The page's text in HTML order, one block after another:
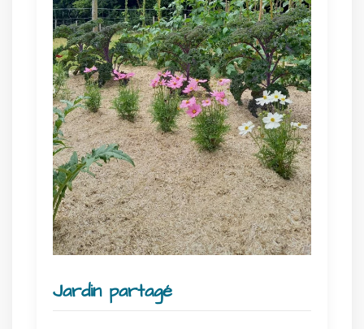
Jardin partagé